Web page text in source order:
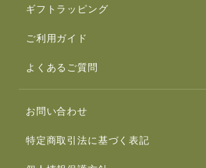
ギフトラッピング
ご利用ガイド
よくあるご質問
お問い合わせ
特定商取引法に基づく表記